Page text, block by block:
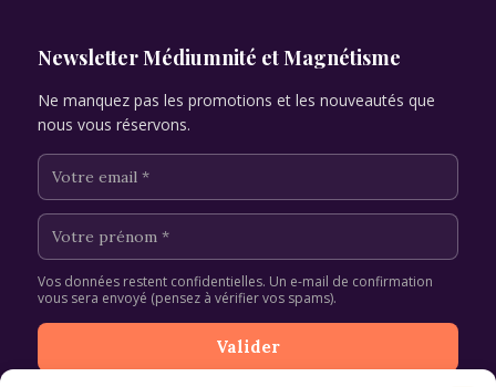
Newsletter Médiumnité et Magnétisme
Ne manquez pas les promotions et les nouveautés que
nous vous réservons.
Vos données restent confidentielles. Un e-mail de confirmation
vous sera envoyé (pensez à vérifier vos spams).